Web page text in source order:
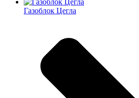
Газоблок Цегла